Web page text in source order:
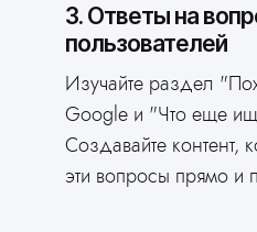
3. Ответы на
пользователей
Изучайте раздел
Google и "Что еще
Создавайте контент,
эти вопросы прямо и